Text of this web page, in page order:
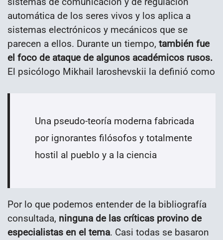
automática de los seres vivos y los aplica a
sistemas electrónicos y mecánicos que se
parecen a ellos. Durante un tiempo, también fue
el foco de ataque de algunos académicos rusos.
El psicólogo Mikhail Iaroshevskii la definió como
Una pseudo-teoría moderna fabricada
por ignorantes filósofos y totalmente
hostil al pueblo y a la ciencia
Por lo que podemos entender de la bibliografía
consultada, ninguna de las críticas provino de
especialistas en el tema. Casi todas se basaron